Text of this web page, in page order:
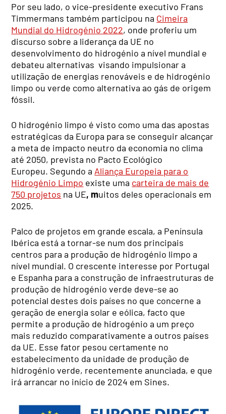
Por seu lado, o vice-presidente executivo Frans
Timmermans também participou na Cimeira
Mundial do Hidrogénio 2022, onde proferiu um
discurso sobre a liderança da UE no
desenvolvimento do hidrogénio a nível mundial e
debateu alternativas visando impulsionar a
utilização de energias renováveis e de hidrogénio
limpo ou verde como alternativa ao gás de origem
fóssil.
O hidrogénio limpo é visto como uma das apostas
estratégicas da Europa para se conseguir alcançar
a meta de impacto neutro da economia no clima
até 2050, prevista no Pacto Ecológico
Europeu. Segundo a Aliança Europeia para o
Hidrogénio Limpo existe uma carteira de mais de
750 projetos na UE, muitos deles operacionais em
2025.
Palco de projetos em grande escala, a Península
Ibérica está a tornar-se num dos principais
centros para a produção de hidrogénio limpo a
nível mundial. O crescente interesse por Portugal
e Espanha para a construção de infraestruturas de
produção de hidrogénio verde deve-se ao
potencial destes dois países no que concerne a
geração de energia solar e eólica, facto que
permite a produção de hidrogénio a um preço
mais reduzido comparativamente a outros países
da UE. Esse fator pesou certamente no
estabelecimento da unidade de produção de
hidrogénio verde, recentemente anunciada, e que
irá arrancar no início de 2024 em Sines.